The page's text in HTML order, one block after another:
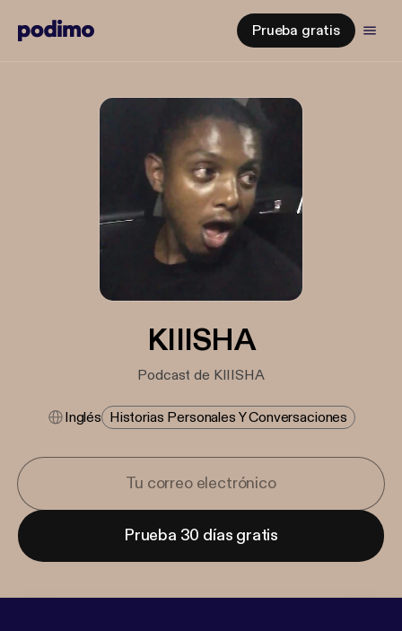
Prueba gratis
KIIISHA
Podcast de KIIISHA
Inglés Historias Personales Y Conversaciones
Prueba 30 días gratis